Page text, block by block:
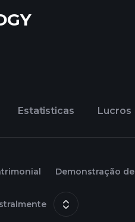
Estatisticas Lucros
Demonstração